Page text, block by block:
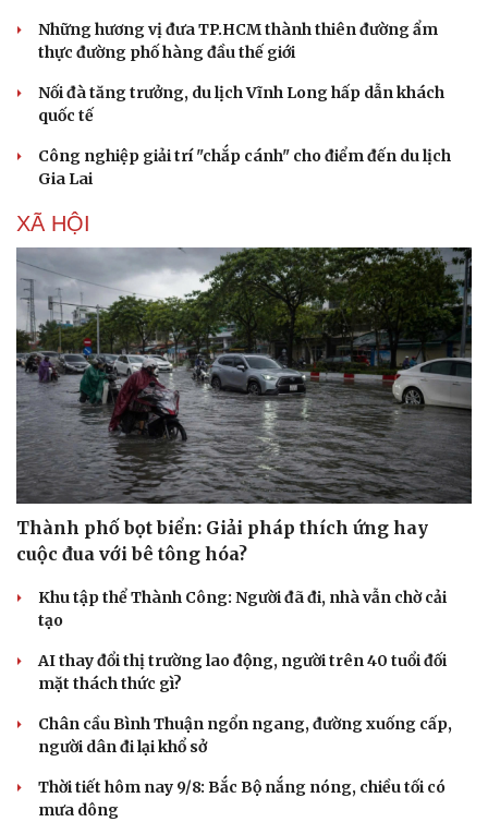
Dinh dưỡng - món ngon
Cây thuốc
Sản phụ khoa
Nhi khoa
Làm đẹp - giảm cân
Phòng mạch online
Ăn sạch sống khỏe
Nhà đẹp
Tình yêu - Gia đình
Những hương vị đưa TP.HCM thành thiên đường ẩm
thực đường phố hàng đầu thế giới
Nối đà tăng trưởng, du lịch Vĩnh Long hấp dẫn khách
quốc tế
Công nghiệp giải trí "chắp cánh" cho điểm đến du lịch
Gia Lai
XÃ HỘI
Thành phố bọt biển: Giải pháp thích ứng hay
cuộc đua với bê tông hóa?
Khu tập thể Thành Công: Người đã đi, nhà vẫn chờ cải
tạo
AI thay đổi thị trường lao động, người trên 40 tuổi đối
mặt thách thức gì?
Chân cầu Bình Thuận ngổn ngang, đường xuống cấp,
người dân đi lại khổ sở
Thời tiết hôm nay 9/8: Bắc Bộ nắng nóng, chiều tối có
mưa dông